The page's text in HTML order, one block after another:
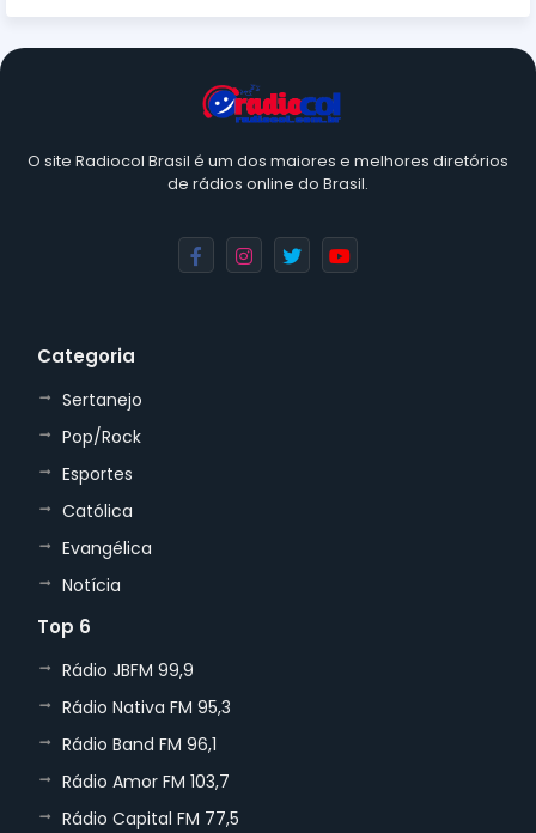
O site Radiocol Brasil é um dos maiores e melhores diretórios
de rádios online do Brasil.
Categoria
Sertanejo
Pop/Rock
Esportes
Católica
Evangélica
Notícia
Top 6
Rádio JBFM 99,9
Rádio Nativa FM 95,3
Rádio Band FM 96,1
Rádio Amor FM 103,7
Rádio Capital FM 77,5